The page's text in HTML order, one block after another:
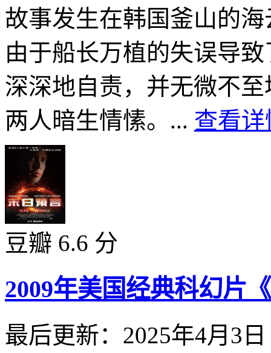
故事发生在韩国釜山的
由于船长万植的失误导
深深地自责，并无微不
两人暗生情愫。... 查看详
豆瓣 6.6 分
2009年美国经典科幻片
最后更新：2025年4月3日